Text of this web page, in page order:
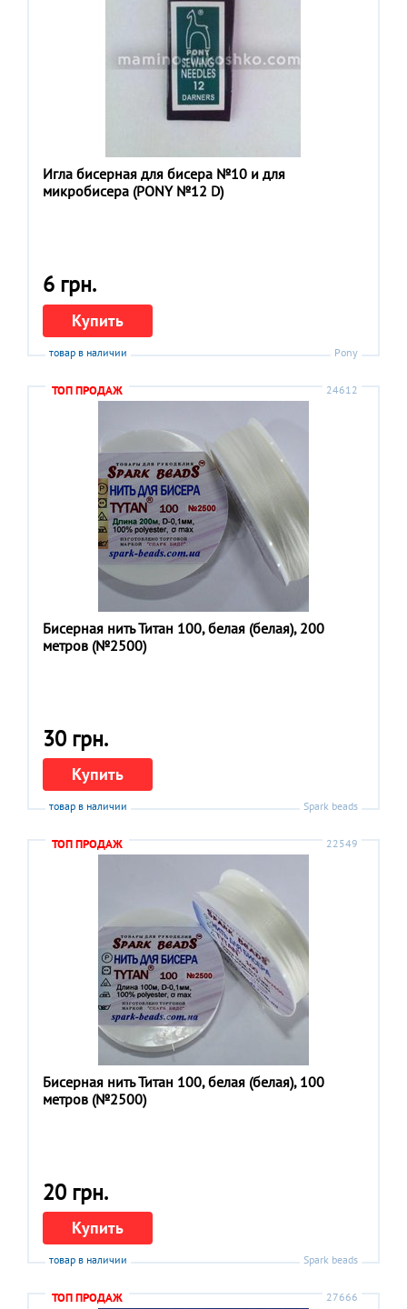
Игла бисерная для бисера №10 и для
микробисера (PONY №12 D)
6 грн.
Купить
товар в наличии Pony
ТОП ПРОДАЖ 24612
Бисерная нить Титан 100, белая (белая), 200
метров (№2500)
30 грн.
Купить
товар в наличии Spark beads
ТОП ПРОДАЖ 22549
Бисерная нить Титан 100, белая (белая), 100
метров (№2500)
20 грн.
Купить
товар в наличии Spark beads
ТОП ПРОДАЖ 27666